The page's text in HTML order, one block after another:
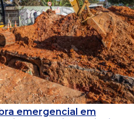
emergencial em